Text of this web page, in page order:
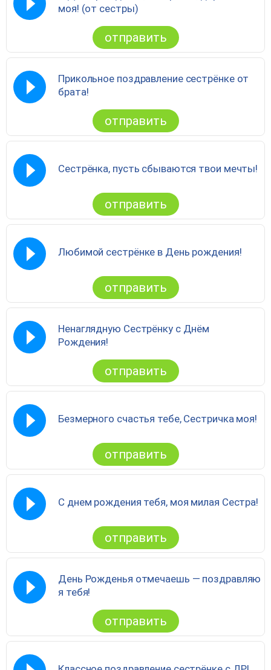
моя! (от сестры)
отправить
Прикольное поздравление сестрёнке от
брата!
отправить
Сестрёнка, пусть сбываются твои мечты!
отправить
Любимой сестрёнке в День рождения!
отправить
Ненаглядную Сестрёнку с Днём
Рождения!
отправить
Безмерного счастья тебе, Сестричка моя!
отправить
С днем рождения тебя, моя милая Сестра!
отправить
День Рожденья отмечаешь — поздравляю
я тебя!
отправить